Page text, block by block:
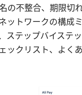
の不整合、期限切
ットワークの構成
ステップバイステッ
ックリスト、よく